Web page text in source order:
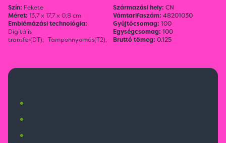
Szín: Fekete
Méret: 13,7 x 17,7 x 0,8 cm
Emblémázási technológia:
Digitális
transfer(DT), Tamponnyomás(T2),
Származási hely: CN
Vámtarifaszám: 48201030
Gyűjtőcsomag: 100
Egységcsomag: 100
Bruttó tömeg: 0.125
•
•
•